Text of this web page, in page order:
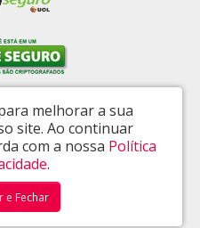
- CNPJ: 34.352.776/0001-92
– Del Castilho - Rio de Janeiro /
- (21) 98000-0236
© 2026
melhorar a sua
site. Ao continuar
com a nossa Política
.
e Fechar